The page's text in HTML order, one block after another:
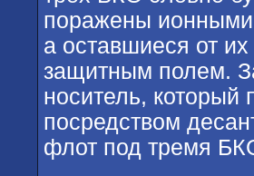
поражены ионными
а оставшиеся от
защитным полем.
носитель, который
посредством
флот под тремя